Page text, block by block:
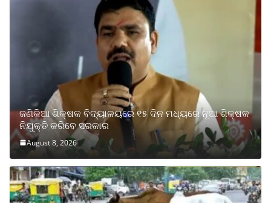
ଜଣିକିଆ ଶିକ୍ଷକ ବିଦ୍ୟାଳୟରେ ୧୫ ଦିନ ମଧ୍ୟରେ ନୂଆ ଶିକ୍ଷକ
ନିଯୁକ୍ତି କରିବେ ସରକାର
August 8, 2026